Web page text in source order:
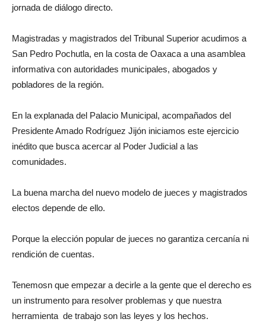
jornada de diálogo directo.
Magistradas y magistrados del Tribunal Superior acudimos a
San Pedro Pochutla, en la costa de Oaxaca a una asamblea
informativa con autoridades municipales, abogados y
pobladores de la región.
En la explanada del Palacio Municipal, acompañados del
Presidente Amado Rodríguez Jijón iniciamos este ejercicio
inédito que busca acercar al Poder Judicial a las
comunidades.
La buena marcha del nuevo modelo de jueces y magistrados
electos depende de ello.
Porque la elección popular de jueces no garantiza cercanía ni
rendición de cuentas.
Tenemosn que empezar a decirle a la gente que el derecho es
un instrumento para resolver problemas y que nuestra
herramienta de trabajo son las leyes y los hechos.